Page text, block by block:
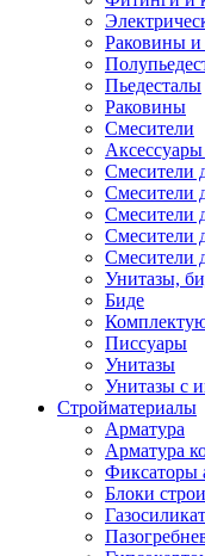
Раковины
Пьедесталы
Раковины
Смесители
Смесители
Смесители
Смесители
Смесители
Смесители
Унитазы,
Биде
Писсуары
Унитазы
Унитазы с
Стройматериалы
Арматура
Арматура
Фиксаторы
Блоки